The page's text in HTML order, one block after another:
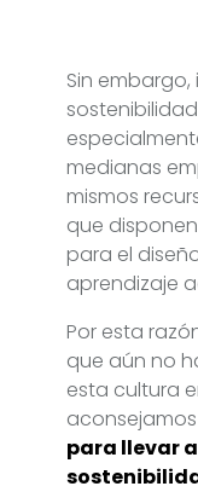
Sin
medianas
mismos
que
para el
aprendizaje
Por esta
que aún no
esta cultura
para llevar